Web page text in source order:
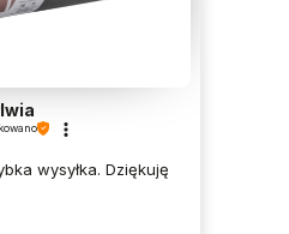
wysyłka. Dziękuję